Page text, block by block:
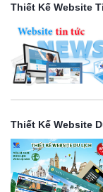
Thiết Kế Website
Thiết Kế Website